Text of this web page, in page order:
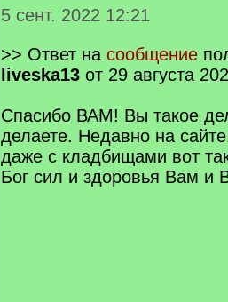
5 сент. 2022 12:21
>> Ответ на сообщение
liveska13 от 29 августа
Спасибо ВАМ! Вы такое
делаете. Недавно на
даже с кладбищами вот
Бог сил и здоровья Вам и